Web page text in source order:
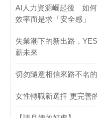
AI人力資源崛起後 如何
效率而是求「安全感」
失業潮下的新出路，
薪未來
切勿隨意相信來路不名
女性轉職新選擇 更完善